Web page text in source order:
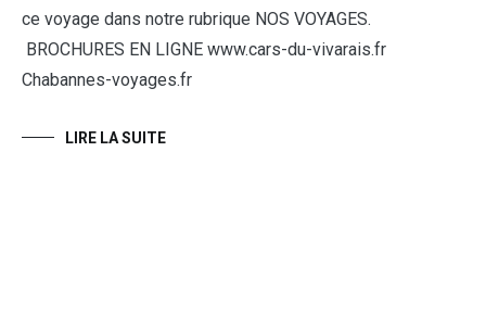
ce voyage dans notre rubrique NOS VOYAGES.
BROCHURES EN LIGNE www.cars-du-vivarais.fr
Chabannes-voyages.fr
LIRE LA SUITE